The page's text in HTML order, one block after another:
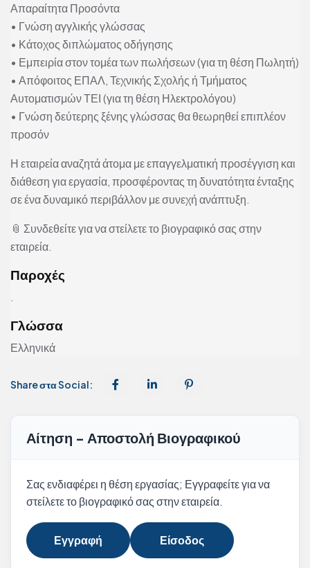
Απαραίτητα Προσόντα
• Γνώση αγγλικής γλώσσας
• Κάτοχος διπλώματος οδήγησης
• Εμπειρία στον τομέα των πωλήσεων (για τη θέση Πωλητή)
• Απόφοιτος ΕΠΑΛ, Τεχνικής Σχολής ή Τμήματος
Αυτοματισμών ΤΕΙ (για τη θέση Ηλεκτρολόγου)
• Γνώση δεύτερης ξένης γλώσσας θα θεωρηθεί επιπλέον
προσόν
Η εταιρεία αναζητά άτομα με επαγγελματική προσέγγιση και
διάθεση για εργασία, προσφέροντας τη δυνατότητα ένταξης
σε ένα δυναμικό περιβάλλον με συνεχή ανάπτυξη.
📎 Συνδεθείτε για να στείλετε το βιογραφικό σας στην
εταιρεία.
Παροχές
.
Γλώσσα
Ελληνικά
Share στα Social:
Αίτηση - Αποστολή Βιογραφικού
Σας ενδιαφέρει η θέση εργασίας; Εγγραφείτε για να
στείλετε το βιογραφικό σας στην εταιρεία.
Εγγραφή Είσοδος